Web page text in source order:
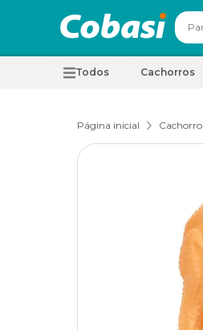
Todos Cachorros
Página inicial Cachorro